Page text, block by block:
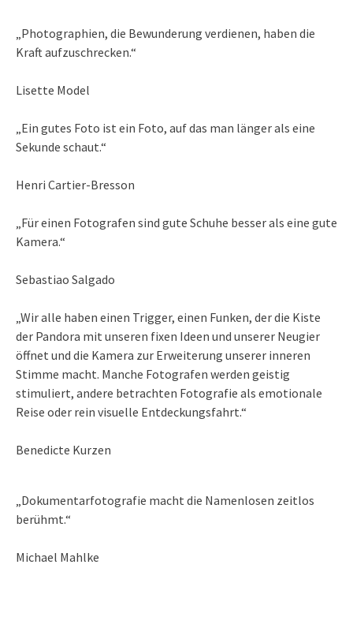
„Photographien, die Bewunderung verdienen, haben die
Kraft aufzuschrecken.“
Lisette Model
„Ein gutes Foto ist ein Foto, auf das man länger als eine
Sekunde schaut.“
Henri Cartier-Bresson
„Für einen Fotografen sind gute Schuhe besser als eine gute
Kamera.“
Sebastiao Salgado
„Wir alle haben einen Trigger, einen Funken, der die Kiste
der Pandora mit unseren fixen Ideen und unserer Neugier
öffnet und die Kamera zur Erweiterung unserer inneren
Stimme macht. Manche Fotografen werden geistig
stimuliert, andere betrachten Fotografie als emotionale
Reise oder rein visuelle Entdeckungsfahrt.“
Benedicte Kurzen
„Dokumentarfotografie macht die Namenlosen zeitlos
berühmt.“
Michael Mahlke